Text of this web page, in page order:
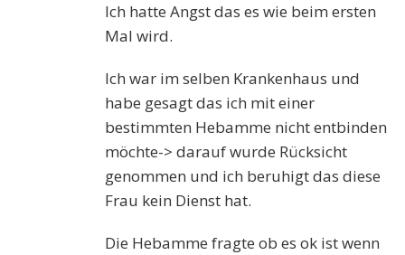
Ich hatte Angst das es wie beim ersten
Mal wird.
Ich war im selben Krankenhaus und
habe gesagt das ich mit einer
bestimmten Hebamme nicht entbinden
möchte-> darauf wurde Rücksicht
genommen und ich beruhigt das diese
Frau kein Dienst hat.
Die Hebamme fragte ob es ok ist wenn